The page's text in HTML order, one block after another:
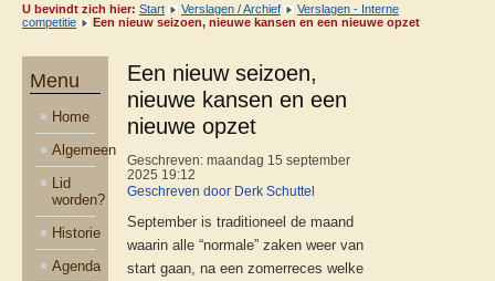
U bevindt zich hier: Start Verslagen / Archief
Verslagen - Interne
competitie
Een nieuw seizoen, nieuwe kansen en een nieuwe opzet
Menu
Home
Algemeen
Lid
worden?
Historie
Agenda
Een nieuw seizoen,
nieuwe kansen en een
nieuwe opzet
Geschreven: maandag 15 september
2025 19:12
Geschreven door Derk Schuttel
September is traditioneel de maand
waarin alle “normale” zaken weer van
start gaan, na een zomerreces welke